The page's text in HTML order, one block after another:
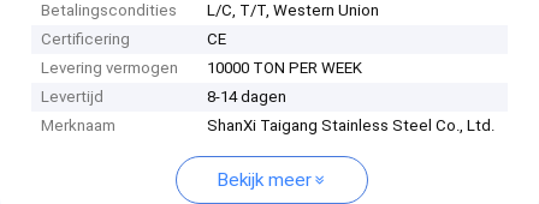
Betalingscondities
L/C, T/T, Western Union
Certificering
CE
Levering vermogen
10000 TON PER WEEK
Levertijd
8-14 dagen
Merknaam
ShanXi Taigang Stainless Steel Co., Ltd.
Bekijk meer